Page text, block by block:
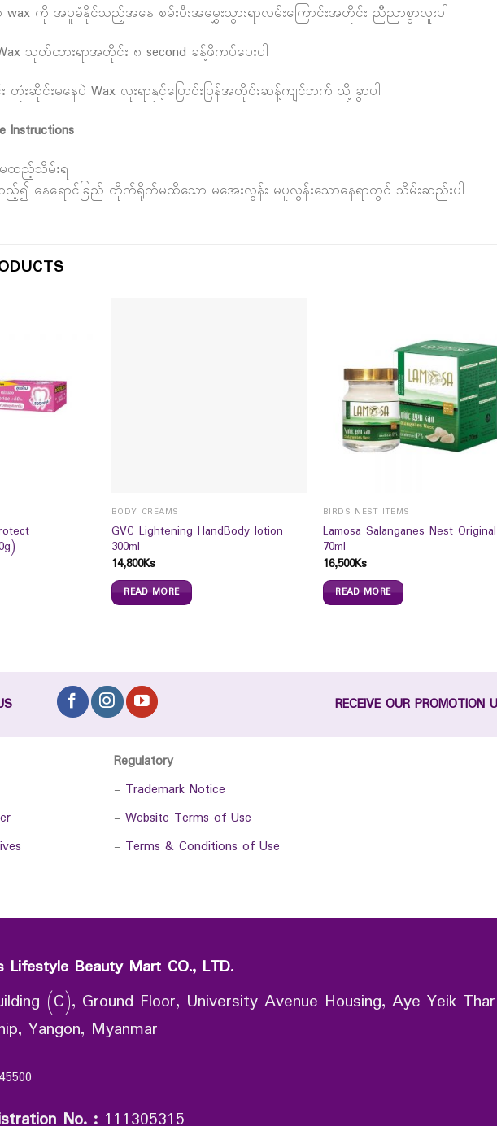
wax ကို အပူခံနိုင်သည့်အ​နေ စမ်းပီးအမွှေးသွားရာလမ်းကြောင်းအတိုင်း ညီညာစွာလူးပါ
သုတ်ထားရာအတိုင်း ၈ second ခန့်ဖိကပ်ပေးပါ
တုံးဆိုင်းမနေပဲ Wax လူးရာနှင့်ပြောင်းပြန်အတိုင်းဆန့်ကျင်ဘက် သို့ ခွာပါ
Instructions
ထည့်သိမ်းရ
ည့်၍ နေရောင်ခြည် တိုက်ရိုက်မထိသော မအေးလွန်း မပူလွန်းသောနေရာတွင် သိမ်းဆည်းပါ
BODY CREAMS
GVC Lightening HandBody lotion
300ml
14,800Ks
READ MORE
BIRDS NEST ITEMS
Lamosa Salanganes Nest Original
70ml
16,500Ks
READ MORE
RECEIVE OUR PROMOTION
Regulatory
- Trademark Notice
- Website Terms of Use
- Terms & Conditions of Use
Lifestyle Beauty Mart CO., LTD.
(C), Ground Floor, University Avenue Housing, Aye Yeik
Yangon, Myanmar
No. : 111305315